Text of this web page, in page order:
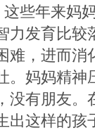
些年来妈
力发育比较
难，进而消
。妈妈精神
没有朋友。
出这样的孩